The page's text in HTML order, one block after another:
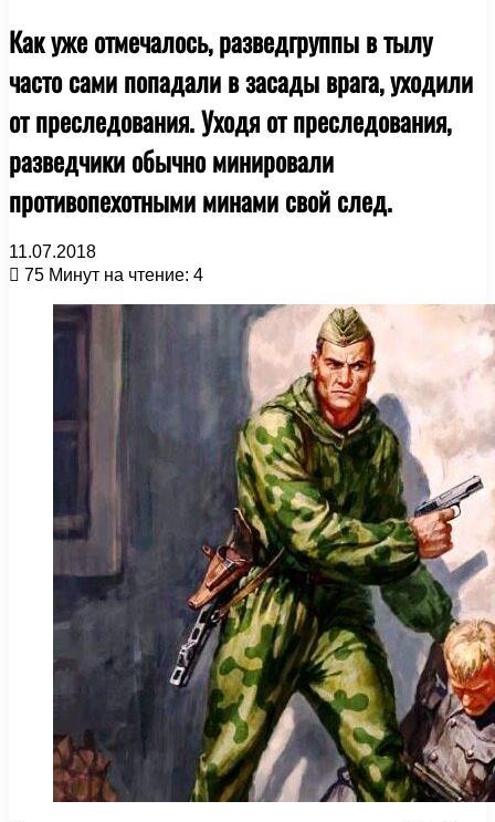
Как уже отмечалось, разведгруппы в тылу
часто сами попадали в засады врага, уходили
от преследования. Уходя от преследования,
разведчики обычно минировали
противопехотными минами свой след.
11.07.2018
75 Минут на чтение: 4